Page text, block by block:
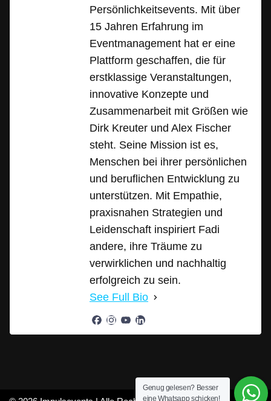
Persönlichkeitsevents. Mit über
15 Jahren Erfahrung im
Eventmanagement hat er eine
Plattform geschaffen, die für
erstklassige Veranstaltungen,
innovative Konzepte und
Zusammenarbeit mit Größen wie
Dirk Kreuter und Alex Fischer
steht. Seine Mission ist es,
Menschen bei ihrer persönlichen
und beruflichen Entwicklung zu
unterstützen. Mit Empathie,
praxisnahen Strategien und
Leidenschaft inspiriert Fadi
andere, ihre Träume zu
verwirklichen und nachhaltig
erfolgreich zu sein.
See Full Bio
Genug gelesen? Besser
eine Whatsapp schicken!